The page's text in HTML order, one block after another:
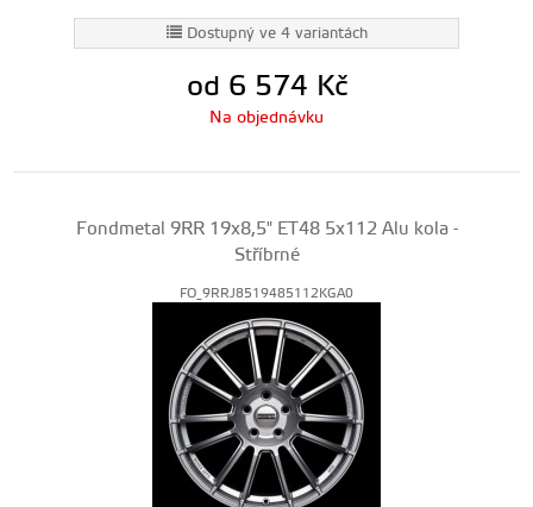
Dostupný ve 4 variantách
od 6 574 Kč
Na objednávku
Fondmetal 9RR 19x8,5" ET48 5x112 Alu kola -
Stříbrné
FO_9RRJ8519485112KGA0